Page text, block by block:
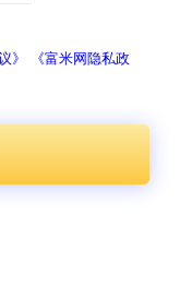
》
《富米网隐私政